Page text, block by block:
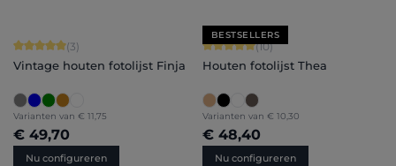
Gemiddelde waardering van 5 van 5 sterren
(3)
Vintage houten fotolijst Finja
Varianten van € 11,75
€ 49,70
Nu configureren
BESTSELLERS
Gemiddelde waardering van 5 van 5
(10)
Houten fotolijst Thea
Varianten van € 10,30
€ 48,40
Nu configureren